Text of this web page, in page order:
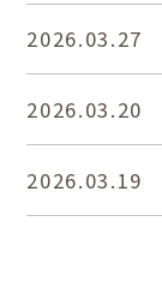
2026.03.27
2026.03.20
2026.03.19